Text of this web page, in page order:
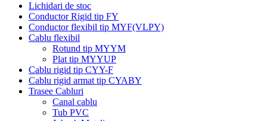
Lichidari de stoc
Conductor Rigid tip FY
Conductor flexibil tip MYF(VLPY)
Cablu flexibil
Rotund tip MYYM
Plat tip MYYUP
Cablu rigid tip CYY-F
Cablu rigid armat tip CYABY
Trasee Cabluri
Canal cablu
Tub PVC